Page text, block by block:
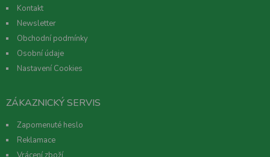
Kontakt
Newsletter
Obchodní podmínky
Osobní údaje
Nastavení Cookies
ZÁKAZNICKÝ SERVIS
Zapomenuté heslo
Reklamace